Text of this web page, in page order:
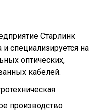
Старлинк
специализируется на
оптических,
кабелей.
производство